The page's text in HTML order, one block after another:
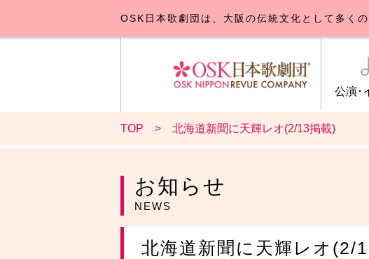
OSK日本歌劇団は、大阪の伝統文化として多く
公演･
公演･イベント
お知らせ一覧
OSK日本歌劇団につい
TOP 北海道新聞に天輝レオ(2/13掲載)
お知らせ
NEWS
北海道新聞に天輝レオ(2/